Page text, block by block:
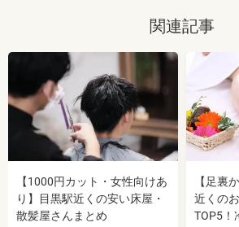
関連記事
【1000円カット・女性向けあ
り】目黒駅近くの安い床屋・
散髪屋さんまとめ
【足裏
近くの
TOP5！